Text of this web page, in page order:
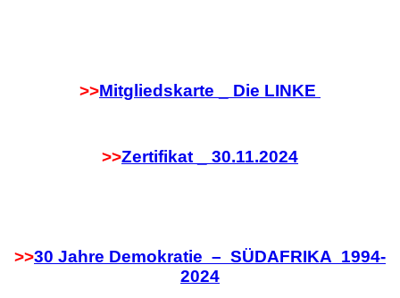
>>Mitgliedskarte _ Die LINKE
>>Zertifikat _ 30.11.2024
>>30 Jahre Demokratie – SÜDAFRIKA 1994-
2024